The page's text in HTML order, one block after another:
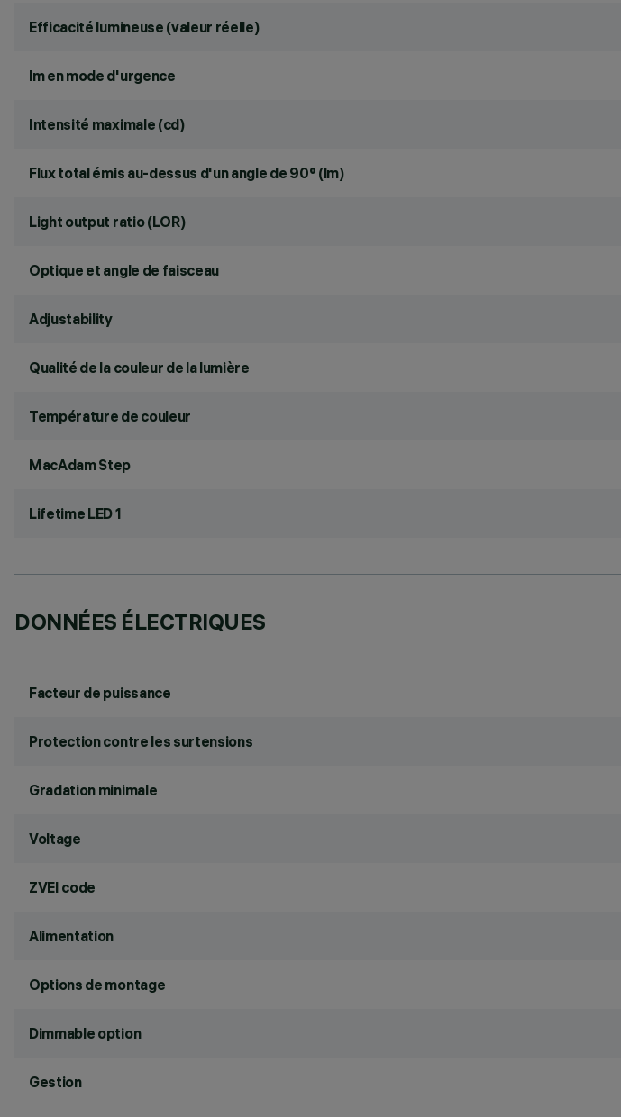
Efficacité lumineuse (valeur réelle)
lm en mode d'urgence
Intensité maximale (cd)
Flux total émis au-dessus d'un angle de 90° (lm)
Light output ratio (LOR)
Optique et angle de faisceau
Adjustability
Qualité de la couleur de la lumière
Température de couleur
MacAdam Step
Lifetime LED 1
DONNÉES ÉLECTRIQUES
Facteur de puissance
Protection contre les surtensions
Gradation minimale
Voltage
ZVEI code
Alimentation
Options de montage
Dimmable option
Gestion